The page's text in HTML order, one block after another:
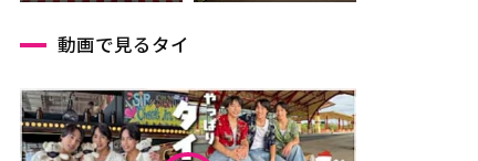
動画で見るタイ